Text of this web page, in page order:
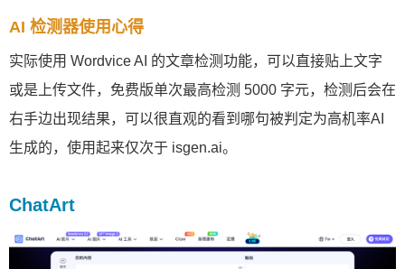
AI 检测器使用心得
实际使用 Wordvice AI 的文章检测功能，可以直接贴上文字
或是上传文件，免费版单次最高检测 5000 字元，检测后会在
右手边出现结果，可以很直观的看到哪句被判定为高机率AI
生成的，使用起来仅次于 isgen.ai。
ChatArt